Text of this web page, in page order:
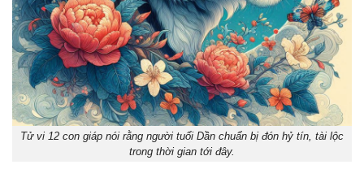
Tử vi 12 con giáp nói rằng người tuổi Dần chuẩn bị đón hỷ tín, tài lộc
trong thời gian tới đây.